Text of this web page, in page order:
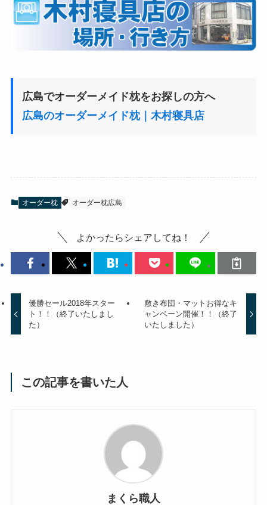
広島でオーダーメイド枕をお探しの方へ
広島のオーダーメイド枕｜木村寝具店
オーダー枕 オーダー枕広島
よかったらシェアしてね！
優勝セール2018年スター
ト！！（終了いたしまし
た）
敷き布団・マットお得なキ
ャンペーン開催！！（終了
いたしました）
この記事を書いた人
まくら職人